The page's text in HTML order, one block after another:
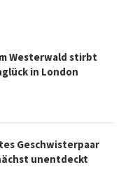
Westerwald stirbt
in London
Geschwisterpaar
unentdeckt